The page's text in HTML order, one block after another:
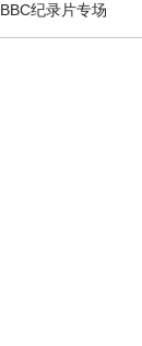
BBC纪录片专场